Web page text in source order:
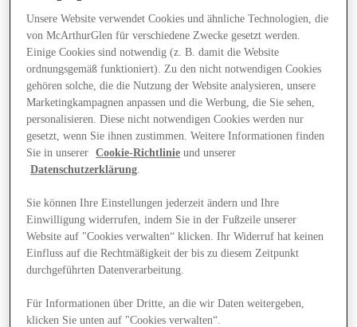
Angebote
Unsere Website verwendet Cookies und ähnliche Technologien, die
von McArthurGlen für verschiedene Zwecke gesetzt werden.
Einige Cookies sind notwendig (z. B. damit die Website
ordnungsgemäß funktioniert). Zu den nicht notwendigen Cookies
gehören solche, die die Nutzung der Website analysieren, unsere
Marketingkampagnen anpassen und die Werbung, die Sie sehen,
personalisieren. Diese nicht notwendigen Cookies werden nur
gesetzt, wenn Sie ihnen zustimmen. Weitere Informationen finden
Sie in unserer
Cookie-Richtlinie und unserer
Datenschutzerklärung
Sie können Ihre Einstellungen jederzeit ändern und Ihre
Einwilligung widerrufen, indem Sie in der Fußzeile unserer
Website auf "Cookies verwalten“ klicken. Ihr Widerruf hat keinen
Einfluss auf die Rechtmäßigkeit der bis zu diesem Zeitpunkt
durchgeführten Datenverarbeitung.
Für Informationen über Dritte, an die wir Daten weitergeben,
klicken Sie unten auf "Cookies verwalten“.